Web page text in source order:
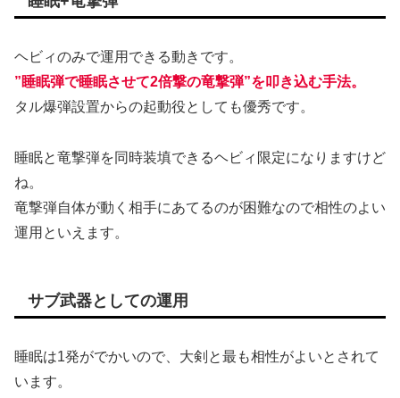
ヘビィのみで運用できる動きです。
”睡眠弾で睡眠させて2倍撃の竜撃弾”を叩き込む手法。
タル爆弾設置からの起動役としても優秀です。
睡眠と竜撃弾を同時装填できるヘビィ限定になりますけど
ね。
竜撃弾自体が動く相手にあてるのが困難なので相性のよい
運用といえます。
サブ武器としての運用
睡眠は1発がでかいので、大剣と最も相性がよいとされて
います。